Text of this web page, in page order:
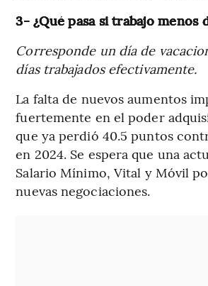
3- ¿Qué pasa si trabajo menos
Corresponde un día de
días trabajados efectivamente.
La falta de nuevos aumentos
fuertemente en el poder
que ya perdió 40.5 puntos
en 2024. Se espera que una
Salario Mínimo, Vital y Móvil
nuevas negociaciones.